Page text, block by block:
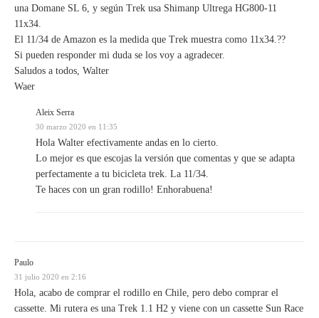
una Domane SL 6, y según Trek usa Shimanp Ultrega HG800-11
11x34.
El 11/34 de Amazon es la medida que Trek muestra como 11x34.??
Si pueden responder mi duda se los voy a agradecer.
Saludos a todos, Walter
Waer
Aleix Serra
30 marzo 2020 en 11:35
Hola Walter efectivamente andas en lo cierto.
Lo mejor es que escojas la versión que comentas y que se adapta
perfectamente a tu bicicleta trek. La 11/34.
Te haces con un gran rodillo! Enhorabuena!
Paulo
31 julio 2020 en 2:16
Hola, acabo de comprar el rodillo en Chile, pero debo comprar el
cassette. Mi rutera es una Trek 1.1 H2 y viene con un cassette Sun Race